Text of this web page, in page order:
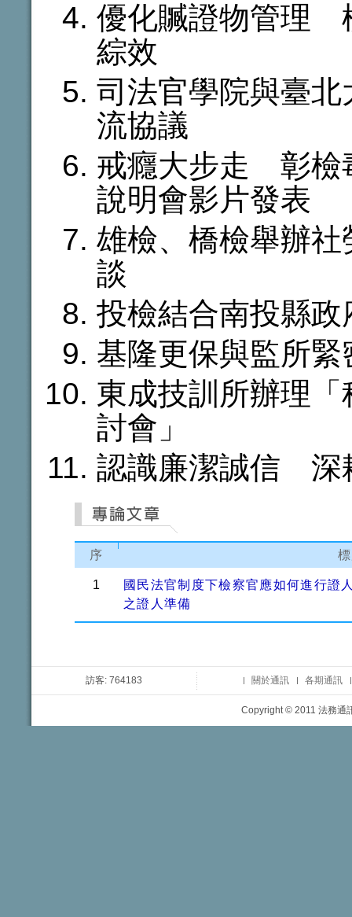
優化贓證物管理
綜效
司法官學院與臺
流協議
戒癮大步走 彰檢
說明會影片發表
雄檢、橋檢舉辦
談
投檢結合南投縣
基隆更保與監所
東成技訓所辦理
討會」
認識廉潔誠信 深
序
1
國民法官制度下檢察官應如何進行
之證人準備
訪客: 764183 關於通訊 各期通訊
Copyright © 2011 法務